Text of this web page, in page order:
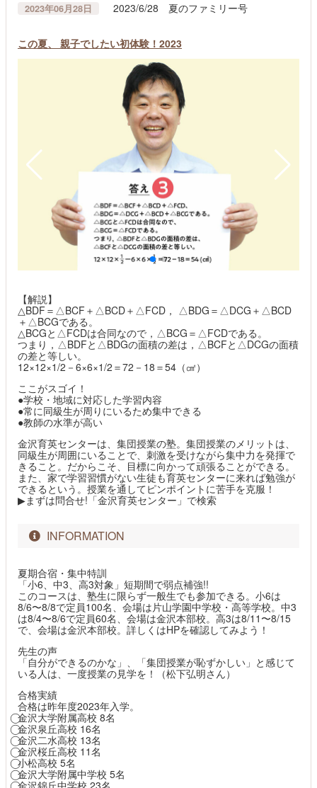
2023年06月28日 2023/6/28 夏のファミリー号
この夏、 親子でしたい初体験！2023
【解説】
△BDF＝△BCF＋△BCD＋△FCD， △BDG＝△DCG＋△BCD
＋△BCGである。
△BCGと△FCDは合同なので，△BCG＝△FCDである。
つまり，△BDFと△BDGの面積の差は，△BCFと△DCGの面積
の差と等しい。
12×12×1/2－6×6×1/2＝72－18＝54（㎠）
ここがスゴイ！
●学校・地域に対応した学習内容
●常に同級生が周りにいるため集中できる
●教師の水準が高い
金沢育英センターは、集団授業の塾。集団授業のメリットは、
同級生が周囲にいることで、刺激を受けながら集中力を発揮で
きること。だからこそ、目標に向かって頑張ることができる。
また、家で学習習慣がない生徒も育英センターに来れば勉強が
できるという。授業を通してピンポイントに苦手を克服！
▶まずは問合せ!「金沢育英センター」で検索
INFORMATION
夏期合宿・集中特訓
「小6、中3、高3対象」短期間で弱点補強!!
このコースは、塾生に限らず一般生でも参加できる。小6は
8/6〜8/8で定員100名、会場は片山学園中学校・高等学校。中3
は8/4〜8/6で定員60名、会場は金沢本部校。高3は8/11〜8/15
で、会場は金沢本部校。詳しくはHPを確認してみよう！
先生の声
「自分ができるのかな」、「集団授業が恥ずかしい」と感じて
いる人は、一度授業の見学を！（松下弘明さん）
合格実績
合格は昨年度2023年入学。
⃝金沢大学附属高校 8名
⃝金沢泉丘高校 16名
⃝金沢二水高校 13名
⃝金沢桜丘高校 11名
⃝小松高校 5名
⃝金沢大学附属中学校 5名